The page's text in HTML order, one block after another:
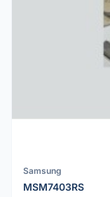
Samsung
MSM7403RS